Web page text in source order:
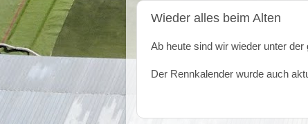
Wieder alles beim Alten
Ab heute sind wir wieder unter der
Der Rennkalender wurde auch